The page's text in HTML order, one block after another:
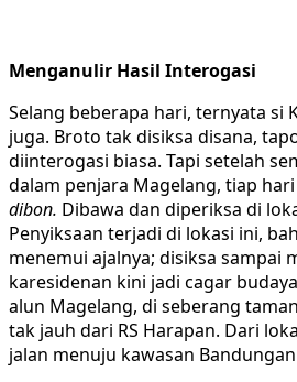
Menganulir Hasil Interogasi
Selang beberapa hari, ternyata si
juga. Broto tak disiksa disana,
diinterogasi biasa. Tapi setelah
dalam penjara Magelang, tiap
dibon. Dibawa dan diperiksa di
Penyiksaan terjadi di lokasi ini,
menemui ajalnya; disiksa sampai
karesidenan kini jadi cagar
alun Magelang, di seberang
tak jauh dari RS Harapan. Dari
jalan menuju kawasan